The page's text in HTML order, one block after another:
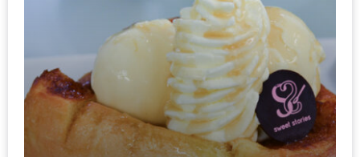
เกิน
300
บาท
เกี่ยว